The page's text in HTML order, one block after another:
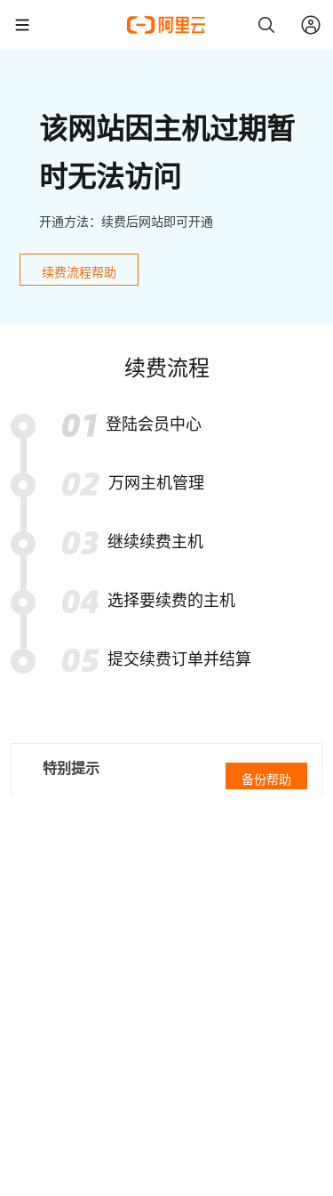
该网站因主机过期暂
时无法访问
开通方法：续费后网站即可开通
续费流程帮助
续费流程
登陆会员中心
万网主机管理
继续续费主机
选择要续费的主机
提交续费订单并结算
特别提示
备份帮助